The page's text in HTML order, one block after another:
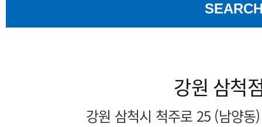
강원 삼
강원 삼척시 척주로 25 (남양